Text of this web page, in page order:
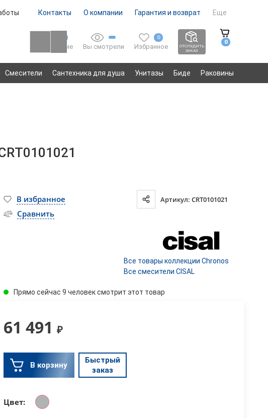
Контакты О компании Гарантия и возврат Еще
Сравнение Вы смотрели
0
Избранное
ОТСЛЕДИТЬ
ЗАКАЗ
0
Смесители Сантехника для душа Унитазы Биде Раковины
В избранное Артикул: CRТ0101021
Сравнить
Все товары коллекции Chronos
Все смесители CISAL
Прямо сейчас 9 человек смотрит этот товар
61 491 ₽
В корзину
Быстрый
заказ
Цвет: